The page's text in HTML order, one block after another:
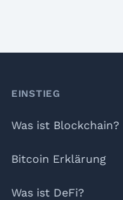
Footer
EINSTIEG
Was ist Blockchain?
Bitcoin Erklärung
Was ist DeFi?